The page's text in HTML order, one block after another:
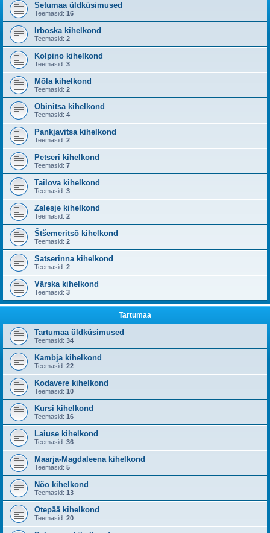
Setumaa üldküsimused
Teemasid: 16
Irboska kihelkond
Teemasid: 2
Kolpino kihelkond
Teemasid: 3
Mõla kihelkond
Teemasid: 2
Obinitsa kihelkond
Teemasid: 4
Pankjavitsa kihelkond
Teemasid: 2
Petseri kihelkond
Teemasid: 7
Tailova kihelkond
Teemasid: 3
Zalesje kihelkond
Teemasid: 2
Štšemeritsõ kihelkond
Teemasid: 2
Satserinna kihelkond
Teemasid: 2
Värska kihelkond
Teemasid: 3
Tartumaa
Tartumaa üldküsimused
Teemasid: 34
Kambja kihelkond
Teemasid: 22
Kodavere kihelkond
Teemasid: 10
Kursi kihelkond
Teemasid: 16
Laiuse kihelkond
Teemasid: 36
Maarja-Magdaleena kihelkond
Teemasid: 5
Nõo kihelkond
Teemasid: 13
Otepää kihelkond
Teemasid: 20